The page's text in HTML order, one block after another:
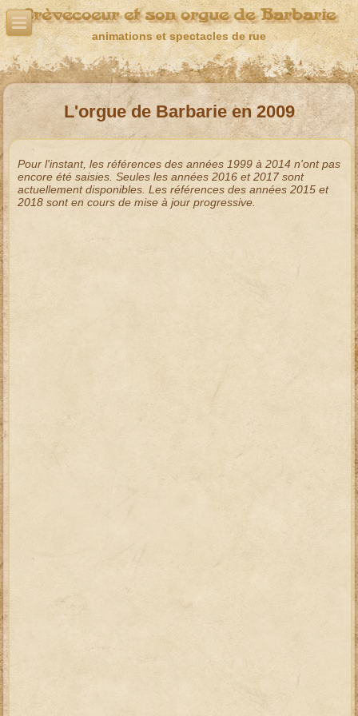
Crèvecoeur et son orgue de Barbarie
animations et spectacles de rue
L'orgue de Barbarie en 2009
Pour l'instant, les références des années 1999 à 2014 n'ont pas
encore été saisies. Seules les années 2016et2017sont
actuellement disponibles. Les références des années 2015et
2018sont en cours de mise à jour progressive.